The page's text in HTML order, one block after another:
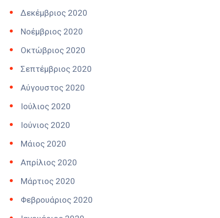
Δεκέμβριος 2020
Νοέμβριος 2020
Οκτώβριος 2020
Σεπτέμβριος 2020
Αύγουστος 2020
Ιούλιος 2020
Ιούνιος 2020
Μάιος 2020
Απρίλιος 2020
Μάρτιος 2020
Φεβρουάριος 2020